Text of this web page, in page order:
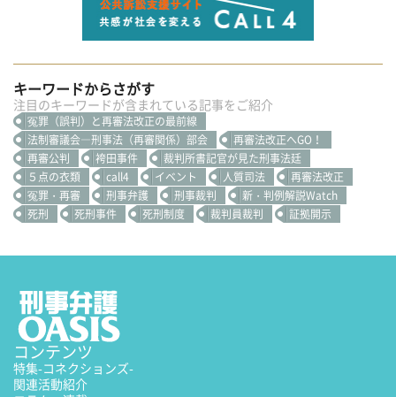
キーワードからさがす
注目のキーワードが含まれている記事をご紹介
冤罪（誤判）と再審法改正の最前線
法制審議会―刑事法（再審関係）部会
再審法改正へGO！
再審公判
袴田事件
裁判所書記官が見た刑事法廷
５点の衣類
call4 イベント 人質司法
再審法改正
冤罪・再審
刑事弁護 刑事裁判
新・判例解説Watch
死刑
死刑事件 死刑制度 裁判員裁判 証拠開示
コンテンツ
特集-コネクションズ-
関連活動紹介